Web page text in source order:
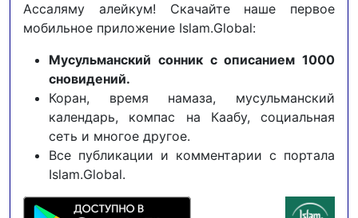
Ассаляму алейкум! Скачайте наше первое
мобильное приложение Islam.Global:
Мусульманский сонник с описанием 1000
сновидений.
Коран, время намаза, мусульманский
календарь, компас на Каабу, социальная
сеть и многое другое.
Все публикации и комментарии с портала
Islam.Global.